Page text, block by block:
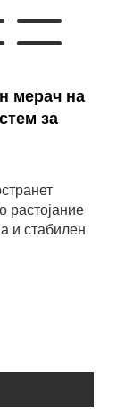
мерач на
за
растојание
и стабилен